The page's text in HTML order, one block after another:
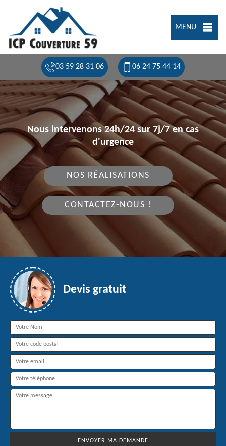
MENU
03 59 28 31 06 06 24 75 44 14
Nous intervenons 24h/24 sur 7j/7 en cas
d'urgence
NOS RÉALISATIONS
CONTACTEZ-NOUS !
Devis gratuit